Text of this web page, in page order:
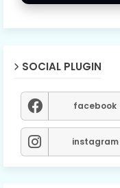
SOCIAL PLUGIN
facebook
instagram